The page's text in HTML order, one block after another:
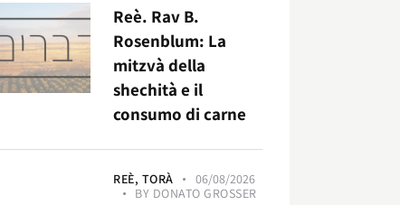
Reè. Rav B.
Rosenblum: La
mitzvà della
shechità e il
consumo di carne
REÈ, TORÀ
06/08/2026
BY DONATO GROSSER